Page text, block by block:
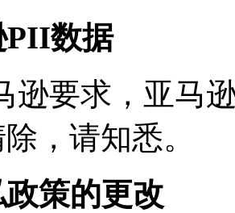
PII数据
逊要求，亚马
，请知悉。
策的更改